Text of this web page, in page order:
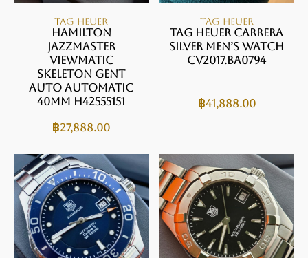
TAG HEUER
Hamilton
JAZZMASTER
VIEWMATIC
SKELETON GENT
AUTO Automatic
40mm H42555151
฿27,888.00
TAG HEUER
TAG Heuer Carrera
Silver Men’s Watch
CV2017.BA0794
฿41,888.00